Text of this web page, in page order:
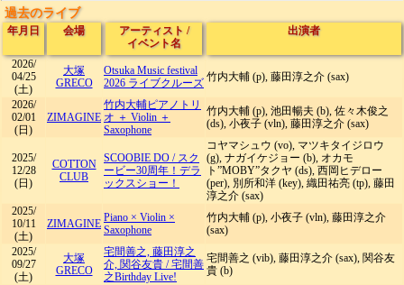
過去のライブ
年月日 会場 アーティスト /
イベント名
出演者
2026/
04/25
(土)
大塚
GRECO
Otsuka Music festival
2026 ライブクルーズ 竹内大輔 (p), 藤田淳之介 (sax)
2026/
02/01
(日)
ZIMAGINE
竹内大輔ピアノトリ
オ ＋ Violin ＋
Saxophone
竹内大輔 (p), 池田暢夫 (b), 佐々木俊之
(ds), 小夜子 (vln), 藤田淳之介 (sax)
2025/
12/28
(日)
COTTON
CLUB
SCOOBIE DO / スク
ービー30周年！デラ
ックスショー！
コヤマシュウ (vo), マツキタイジロウ
(g), ナガイケジョー (b), オカモ
ト”MOBY”タクヤ (ds), 西岡ヒデロー
(per), 別所和洋 (key), 織田祐亮 (tp), 藤田
淳之介 (sax)
2025/
10/11
(土)
ZIMAGINE Piano × Violin ×
Saxophone
竹内大輔 (p), 小夜子 (vln), 藤田淳之介
(sax)
2025/
09/27
(土)
大塚
GRECO
宅間善之, 藤田淳之
介, 関谷友貴 /宅間善
之Birthday Live!
宅間善之 (vib), 藤田淳之介 (sax), 関谷友
貴 (b)